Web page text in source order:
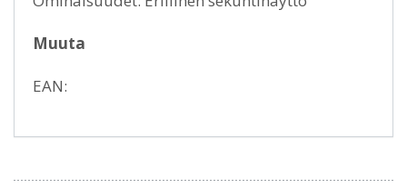
Muuta
EAN: